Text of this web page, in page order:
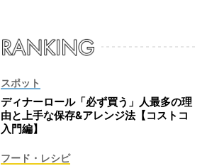
スポット
ディナーロール「必ず買う」人最多の理
由と上手な保存&アレンジ法【コストコ
入門編】
フード・レシピ